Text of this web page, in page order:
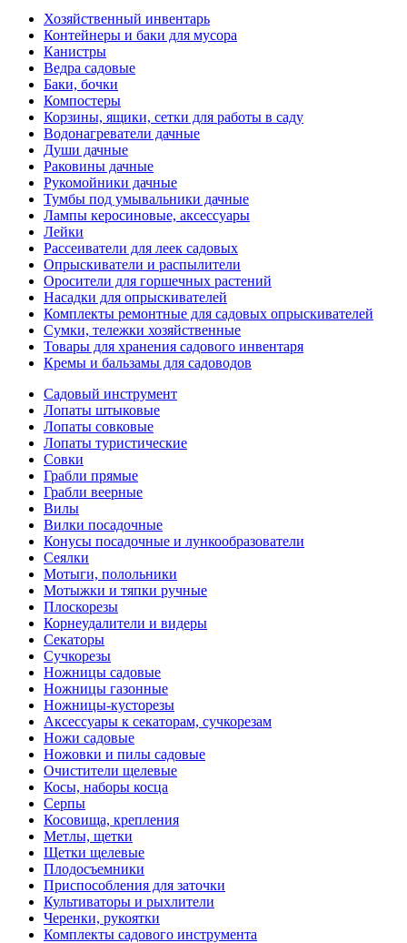
Хозяйственный инвентарь
Контейнеры и баки для мусора
Канистры
Ведра садовые
Баки, бочки
Компостеры
Корзины, ящики, сетки для работы в саду
Водонагреватели дачные
Души дачные
Раковины дачные
Рукомойники дачные
Тумбы под умывальники дачные
Лампы керосиновые, аксессуары
Лейки
Рассеиватели для леек садовых
Опрыскиватели и распылители
Оросители для горшечных растений
Насадки для опрыскивателей
Комплекты ремонтные для садовых опрыскивателей
Сумки, тележки хозяйственные
Товары для хранения садового инвентаря
Кремы и бальзамы для садоводов
Садовый инструмент
Лопаты штыковые
Лопаты совковые
Лопаты туристические
Совки
Грабли прямые
Грабли веерные
Вилы
Вилки посадочные
Конусы посадочные и лункообразователи
Сеялки
Мотыги, полольники
Мотыжки и тяпки ручные
Плоскорезы
Корнеудалители и видеры
Секаторы
Сучкорезы
Ножницы садовые
Ножницы газонные
Ножницы-кусторезы
Аксессуары к секаторам, сучкорезам
Ножи садовые
Ножовки и пилы садовые
Очистители щелевые
Косы, наборы косца
Серпы
Косовища, крепления
Метлы, щетки
Щетки щелевые
Плодосъемники
Приспособления для заточки
Культиваторы и рыхлители
Черенки, рукоятки
Комплекты садового инструмента